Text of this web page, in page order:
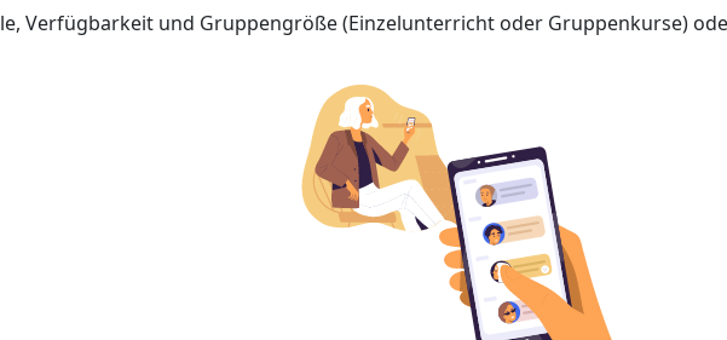
Verfügbarkeit und Gruppengröße (Einzelunterricht oder Gruppenkurse)